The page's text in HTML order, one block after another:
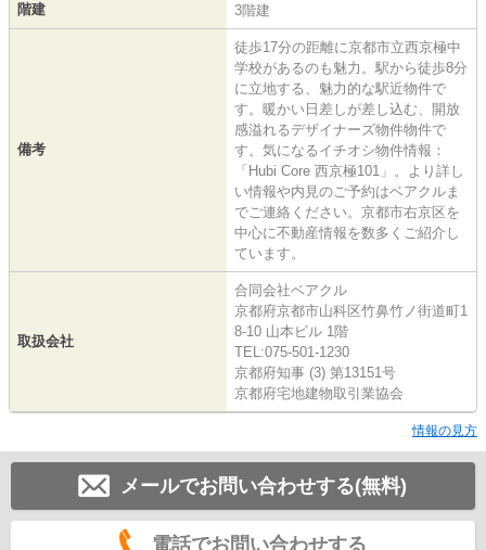
階建 3階建
備考
徒歩17分の距離に京都市立西京極中
学校があるのも魅力。駅から徒歩8分
に立地する、魅力的な駅近物件で
す。暖かい日差しが差し込む、開放
感溢れるデザイナーズ物件物件で
す。気になるイチオシ物件情報：
「Hubi Core 西京極101」。より詳し
い情報や内見のご予約はベアクルま
でご連絡ください。京都市右京区を
中心に不動産情報を数多くご紹介し
ています。
取扱会社
合同会社ベアクル
京都府京都市山科区竹鼻竹ノ街道町1
8-10 山本ビル 1階
TEL:075-501-1230
京都府知事 (3) 第13151号
京都府宅地建物取引業協会
情報の見方
メールでお問い合わせする(無料)
電話でお問い合わせする